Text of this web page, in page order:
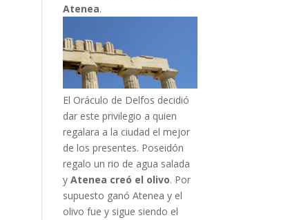
Atenea.
El Oráculo de Delfos decidió
dar este privilegio a quien
regalara a la ciudad el mejor
de los presentes. Poseidón
regalo un rio de agua salada
yAtenea creó el olivo. Por
supuesto ganó Atenea y el
olivo fue y sigue siendo el